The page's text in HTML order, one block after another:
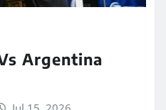
Argentina